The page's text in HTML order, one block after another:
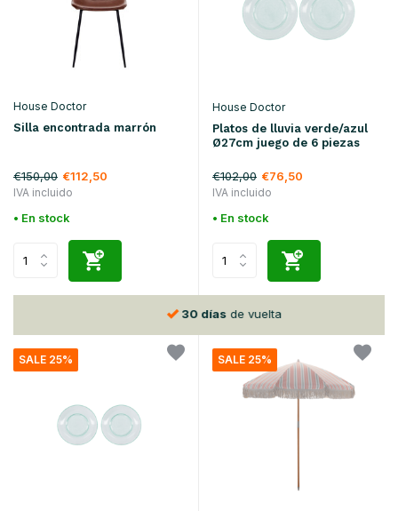
House Doctor
Silla encontrada marrón
€150,00 €112,50
IVA incluido
• En stock
House Doctor
Platos de lluvia verde/azul
Ø27cm juego de 6 piezas
€102,00 €76,50
IVA incluido
• En stock
30 días de vuelta
SALE 25% SALE 25%